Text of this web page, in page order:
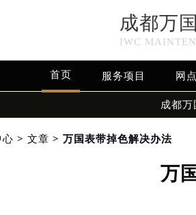
成都万
IWC
首页 服务项目 网
成都万
心 > 文章 > 万国表带掉色解决办法
万